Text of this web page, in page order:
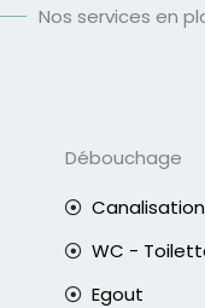
Nos services en
Débouchage
WC -
Egout